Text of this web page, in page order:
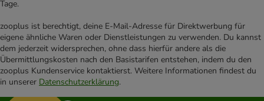
Tage.
zooplus ist berechtigt, deine E-Mail-Adresse für Direktwerbung für
eigene ähnliche Waren oder Dienstleistungen zu verwenden. Du kannst
dem jederzeit widersprechen, ohne dass hierfür andere als die
Übermittlungskosten nach den Basistarifen entstehen, indem du den
zooplus Kundenservice kontaktierst. Weitere Informationen findest du
in unserer Datenschutzerklärung.